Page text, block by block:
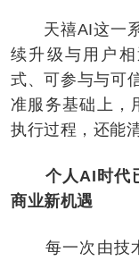
天禧AI这一系
续升级与用户
式、可参与与可
准服务基础上，
执行过程，还能
个人AI时代
商业新机遇
每一次由技术